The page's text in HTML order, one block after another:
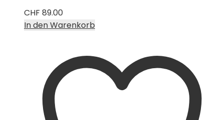
CHF 89.00
In den Warenkorb